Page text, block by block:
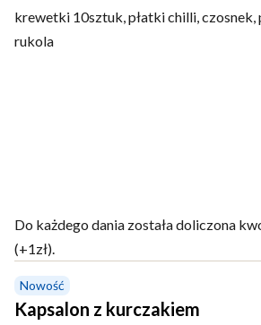
krewetki 10sztuk, płatki chilli,
rukola
Do każdego dania została doliczona
(+1zł).
Nowość
Kapsalon z kurczakiem